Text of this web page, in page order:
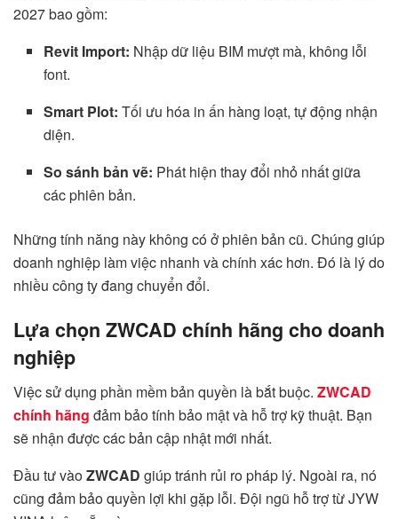
2027 bao gồm:
Revit Import: Nhập dữ liệu BIM mượt mà, không lỗi
font.
Smart Plot: Tối ưu hóa in ấn hàng loạt, tự động nhận
diện.
So sánh bản vẽ: Phát hiện thay đổi nhỏ nhất giữa
các phiên bản.
Những tính năng này không có ở phiên bản cũ. Chúng giúp
doanh nghiệp làm việc nhanh và chính xác hơn. Đó là lý do
nhiều công ty đang chuyển đổi.
Lựa chọn ZWCAD chính hãng cho doanh
nghiệp
Việc sử dụng phần mềm bản quyền là bắt buộc. ZWCAD
chính hãng đảm bảo tính bảo mật và hỗ trợ kỹ thuật. Bạn
sẽ nhận được các bản cập nhật mới nhất.
Đầu tư vàoZWCAD giúp tránh rủi ro pháp lý. Ngoài ra, nó
cũng đảm bảo quyền lợi khi gặp lỗi. Đội ngũ hỗ trợ từ JYW